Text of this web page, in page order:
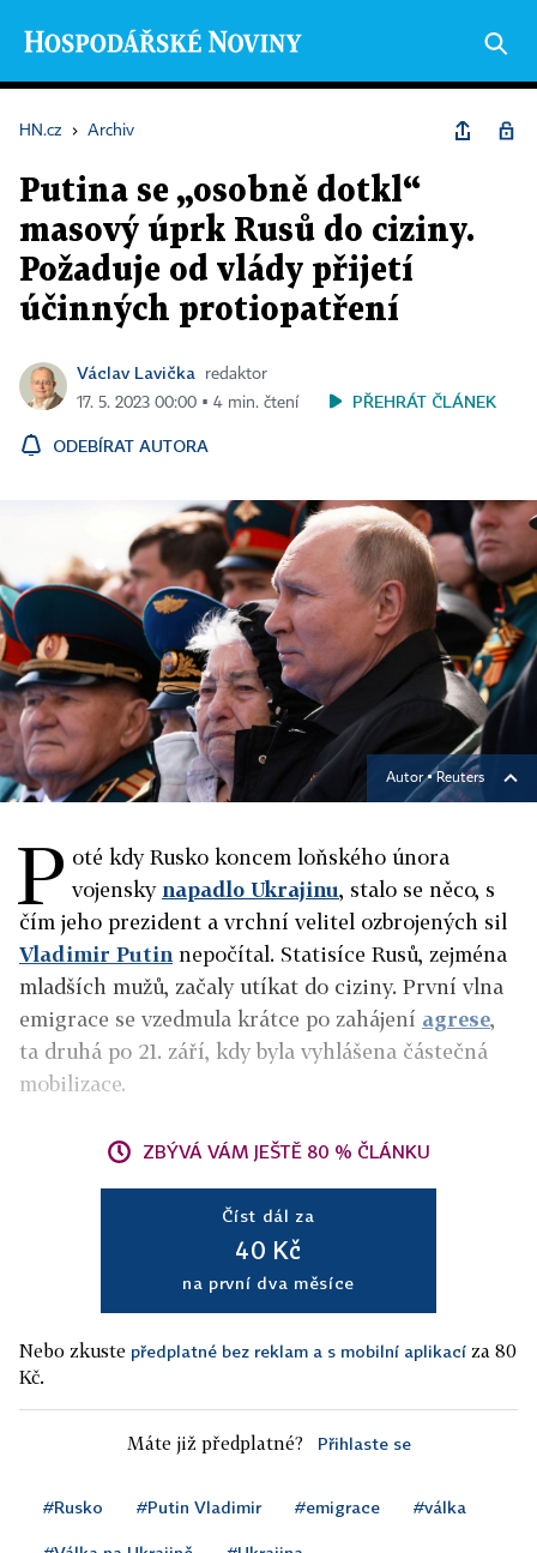
HN.cz › Archiv
Putina se „osobně dotkl“
masový úprk Rusů do ciziny.
Požaduje od vlády přijetí
účinných protiopatření
Václav Lavička
redaktor
17. 5. 2023 00:00 ▪ 4 min. čtení
PŘEHRÁT ČLÁNEK
ODEBÍRAT AUTORA
Autor ▪Reuters
P oté kdy Rusko koncem loňského února
vojensky napadlo Ukrajinu, stalo se něco, s
čím jeho prezident a vrchní velitel ozbrojených sil
Vladimir Putin nepočítal. Statisíce Rusů, zejména
mladších mužů, začaly utíkat do ciziny. První vlna
emigrace se vzedmula krátce po zahájení agrese,
ta druhá po 21. září, kdy byla vyhlášena částečná
mobilizace.
ZBÝVÁ VÁM JEŠTĚ 80 % ČLÁNKU
Číst dál za
40 Kč
na první dva měsíce
Nebo zkuste předplatné bez reklam a s mobilní aplikací za 80
Kč.
Máte již předplatné? Přihlaste se
#Rusko #Putin Vladimir #emigrace #válka